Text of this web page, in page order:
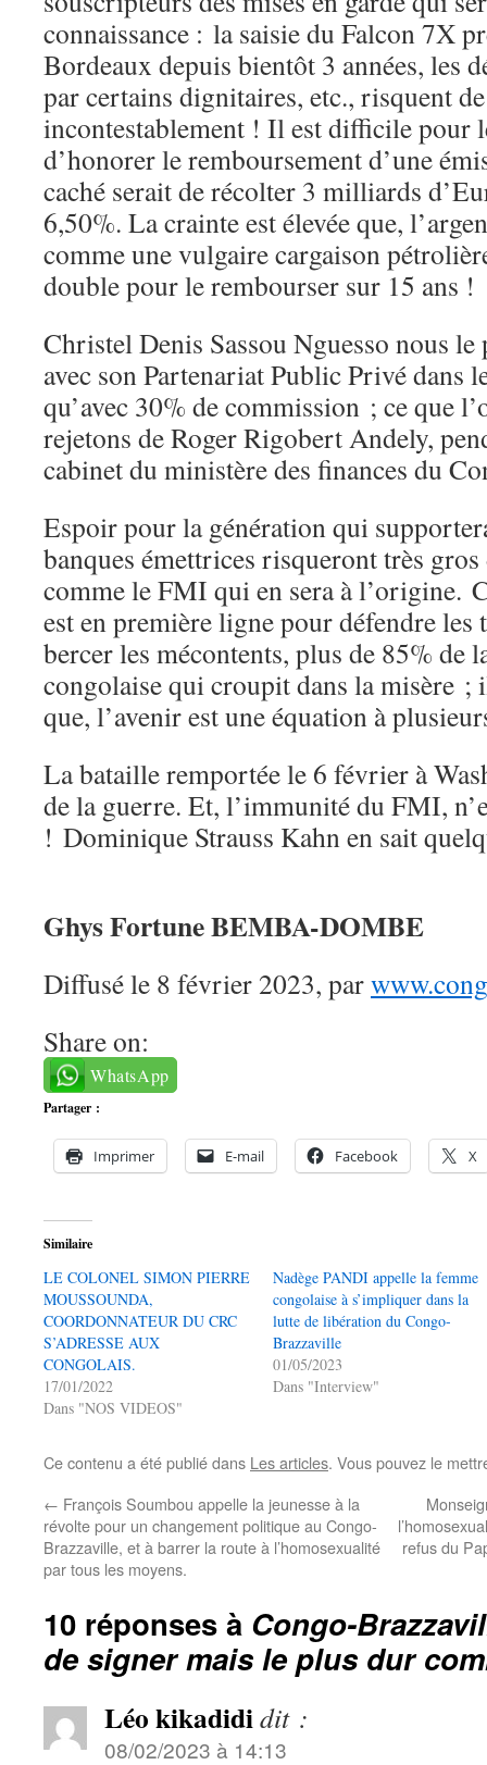
connaissance : la saisie du Falcon 7X
Bordeaux depuis bientôt 3 années, les
par certains dignitaires, etc., risquent
incontestablement ! Il est difficile pour
d’honorer le remboursement d’une
caché serait de récolter 3 milliards
6,50%. La crainte est élevée que,
comme une vulgaire cargaison
double pour le rembourser sur 15 ans !
Christel Denis Sassou Nguesso nous
avec son Partenariat Public Privé dans
qu’avec 30% de commission ; ce que
rejetons de Roger Rigobert Andely,
cabinet du ministère des finances du
Espoir pour la génération qui
banques émettrices risqueront très
comme le FMI qui en sera à l’origine.
est en première ligne pour défendre
bercer les mécontents, plus de 85% de
congolaise qui croupit dans la misère ;
que, l’avenir est une équation à
La bataille remportée le 6 février à
de la guerre. Et, l’immunité du FMI,
! Dominique Strauss Kahn en sait
Ghys Fortune BEMBA-DOMBE
Diffusé le 8 février 2023, par
Share on:
WhatsApp
Partager :
Imprimer E-mail Facebook X
Similaire
LE COLONEL SIMON PIERRE
MOUSSOUNDA,
COORDONNATEUR DU CRC
S’ADRESSE AUX
CONGOLAIS.
17/01/2022
Dans "NOS VIDEOS"
Nadège PANDI appelle la femme
congolaise à s’impliquer dans la
lutte de libération du Congo-
Brazzaville
01/05/2023
Dans "Interview"
Ce contenu a été publié dans Les articles. Vous pouvez le
← François Soumbou appelle la jeunesse à la
révolte pour un changement politique au Congo-
Brazzaville, et à barrer la route à l’homosexualité
par tous les moyens.
refus du
10 réponses à Congo-
de signer mais le plus dur
Léo kikadididit :
08/02/2023 à 14:13